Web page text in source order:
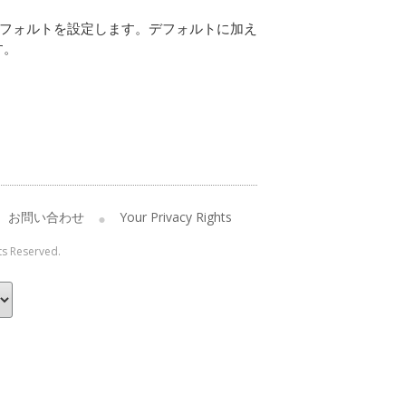
ォルトを設定します。デフォルトに加え
お問い合わせ Your Privacy Rights
Reserved.